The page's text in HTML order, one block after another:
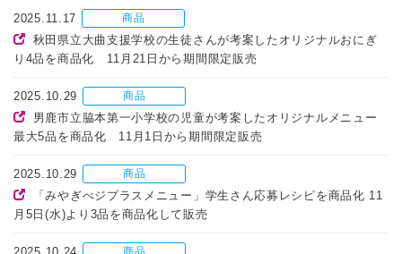
2025.11.17 商品
秋田県立大曲支援学校の生徒さんが考案したオリジナルおにぎ
り4品を商品化 11月21日から期間限定販売
2025.10.29 商品
男鹿市立脇本第一小学校の児童が考案したオリジナルメニュー
最大5品を商品化 11月1日から期間限定販売
2025.10.29 商品
「みやぎべジプラスメニュー」学生さん応募レシピを商品化 11
月5日(水)より3品を商品化して販売
商品